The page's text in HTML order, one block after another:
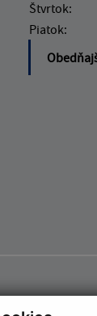
Štvrtok:
Piatok: